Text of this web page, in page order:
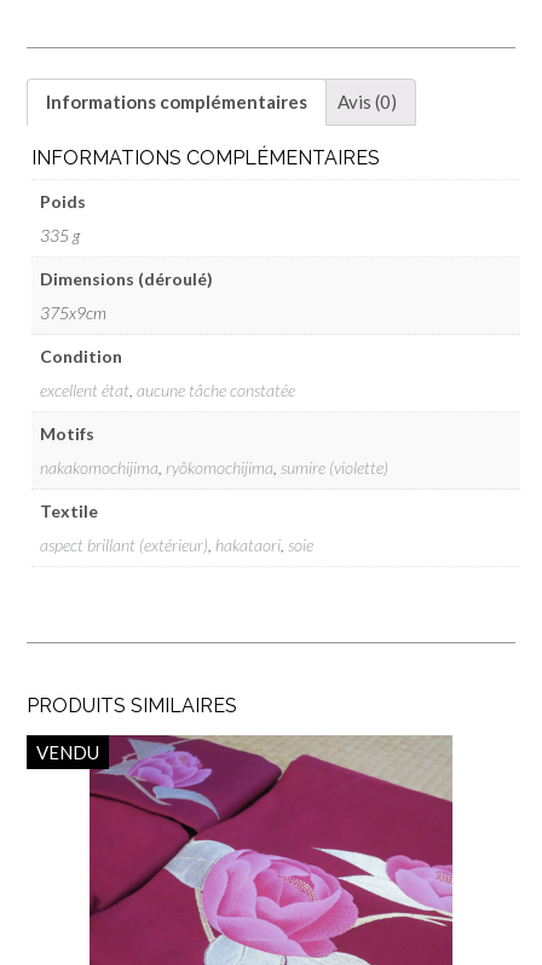
Informations complémentaires Avis (0)
INFORMATIONS COMPLÉMENTAIRES
Poids
335 g
Dimensions (déroulé)
375x9cm
Condition
excellent état ,aucune tâche constatée
Motifs
nakakomochijima ryôkomochijima sumire (violette)
Textile
aspect brillant (extérieur) hakataori soie
PRODUITS SIMILAIRES
VENDU